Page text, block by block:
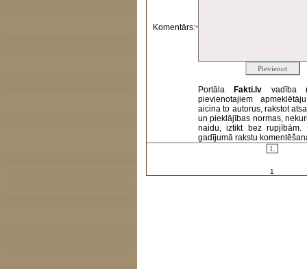
Komentārs:*
Portāla Fakti.lv vadība
pievienotajiem
aicina to autorus, rakstot
un pieklājības normas,
naidu, iztikt bez rupjībām.
gadījumā rakstu
1.
1